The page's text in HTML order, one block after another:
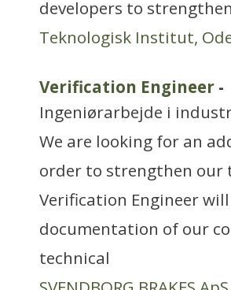
developers to strengthen
Teknologisk Institut,
Verification Engineer -
Ingeniørarbejde i
We are looking for an
order to strengthen our
Verification Engineer
documentation of our
technical